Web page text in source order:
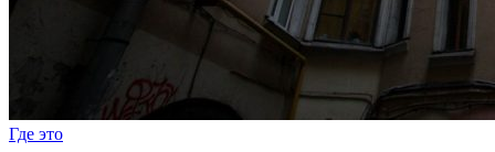
Где это